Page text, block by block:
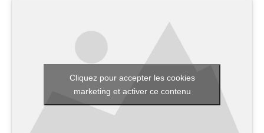
Cliquez pour accepter les cookies
marketing et activer ce contenu